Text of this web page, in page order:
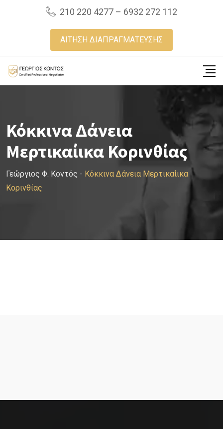
210 220 4277 – 6932 272 112
ΑΙΤΗΣΗ ΔΙΑΠΡΑΓΜΑΤΕΥΣΗΣ
Κόκκινα Δάνεια
Μερτικαίικα Κορινθίας
Γεώργιος Φ. Κοντός - Κόκκινα Δάνεια Μερτικαίικα
Κορινθίας